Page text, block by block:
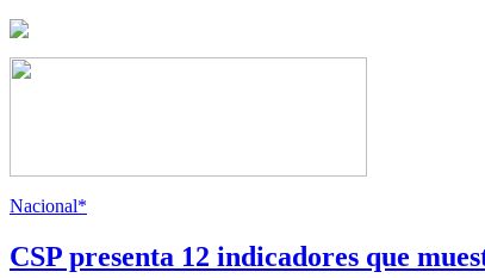
Nacional*
CSP presenta 12 indicadores que